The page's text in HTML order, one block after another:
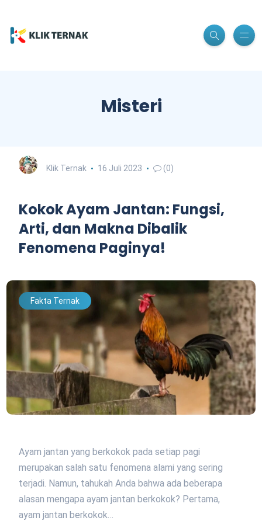
Misteri
Klik Ternak 16 Juli 2023 (0)
Kokok Ayam Jantan: Fungsi,
Arti, dan Makna Dibalik
Fenomena Paginya!
Fakta Ternak
Ayam jantan yang berkokok pada setiap pagi
merupakan salah satu fenomena alami yang sering
terjadi. Namun, tahukah Anda bahwa ada beberapa
alasan mengapa ayam jantan berkokok? Pertama,
ayam jantan berkokok…